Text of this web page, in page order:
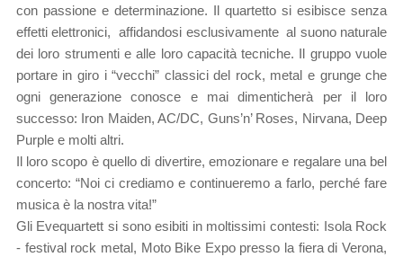
con passione e determinazione. Il quartetto si esibisce senza
effetti elettronici, affidandosi esclusivamente al suono naturale
dei loro strumenti e alle loro capacità tecniche. Il gruppo vuole
portare in giro i “vecchi” classici del rock, metal e grunge che
ogni generazione conosce e mai dimenticherà per il loro
successo: Iron Maiden, AC/DC, Guns’n’ Roses, Nirvana, Deep
Purple e molti altri.
Il loro scopo è quello di divertire, emozionare e regalare una bel
concerto: “Noi ci crediamo e continueremo a farlo, perché fare
musica è la nostra vita!”
Gli Evequartett si sono esibiti in moltissimi contesti: Isola Rock
- festival rock metal, Moto Bike Expo presso la fiera di Verona,